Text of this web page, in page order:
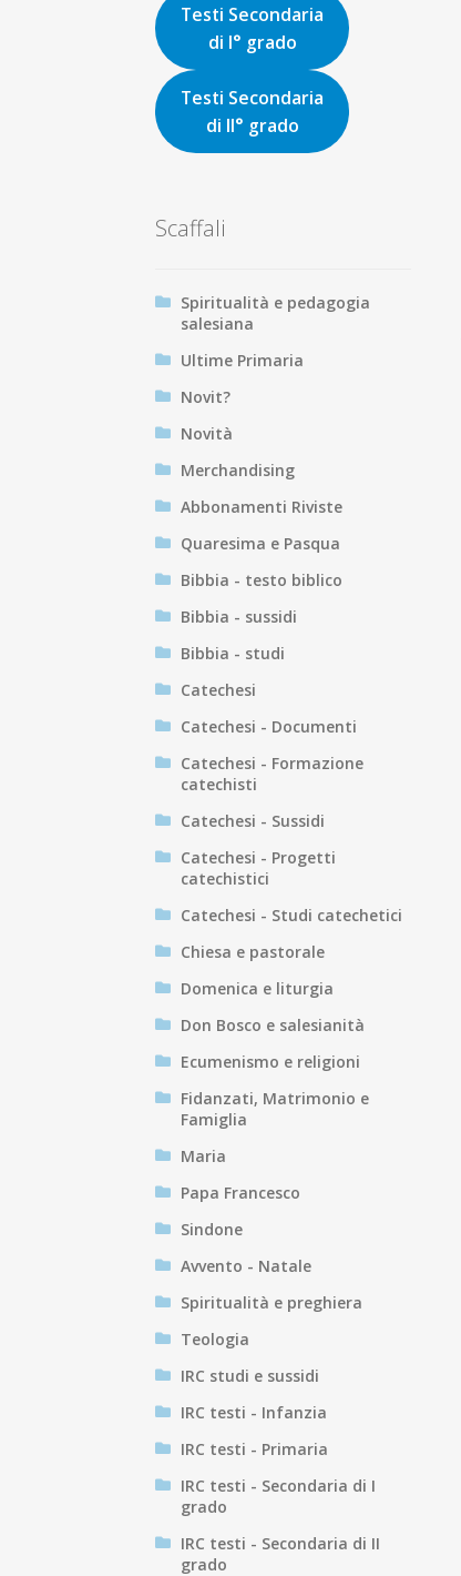
Testi Secondaria
di I° grado
Testi Secondaria
di II° grado
Scaffali
Spiritualità e pedagogia
salesiana
Ultime Primaria
Novit?
Novità
Merchandising
Abbonamenti Riviste
Quaresima e Pasqua
Bibbia - testo biblico
Bibbia - sussidi
Bibbia - studi
Catechesi
Catechesi - Documenti
Catechesi - Formazione
catechisti
Catechesi - Sussidi
Catechesi - Progetti
catechistici
Catechesi - Studi catechetici
Chiesa e pastorale
Domenica e liturgia
Don Bosco e salesianità
Ecumenismo e religioni
Fidanzati, Matrimonio e
Famiglia
Maria
Papa Francesco
Sindone
Avvento - Natale
Spiritualità e preghiera
Teologia
IRC studi e sussidi
IRC testi - Infanzia
IRC testi - Primaria
IRC testi - Secondaria di I
grado
IRC testi - Secondaria di II
grado